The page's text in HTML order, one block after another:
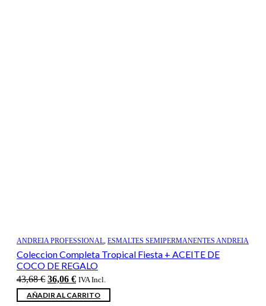
ANDREIA PROFESSIONAL, ESMALTES SEMIPERMANENTES ANDREIA
Coleccion Completa Tropical Fiesta + ACEITE DE
COCO DE REGALO
43,68€ El
precio
original
36,06 €El
precio
actual
IVA Incl.
AÑADIR AL CARRITO